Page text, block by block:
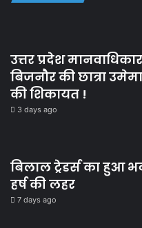
उत्तर प्रदेश
बिजनौर की छात्रा
की शिकायत !
3 days ago
बिलाल ट्रेडर्स का हुआ
हर्ष की लहर
7 days ago